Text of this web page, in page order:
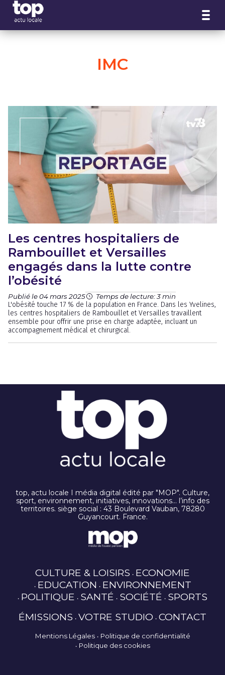
IMC
Les centres hospitaliers de
Rambouillet et Versailles
engagés dans la lutte contre
l’obésité
Publié le 04 mars 2025 Temps de lecture: 3 min
L'obésité touche 17 % de la population en France. Dans les Yvelines,
les centres hospitaliers de Rambouillet et Versailles travaillent
ensemble pour offrir une prise en charge adaptée, incluant un
accompagnement médical et chirurgical.
top, actu locale I média digital édité par "MOP". Culture,
sport, environnement, initiatives, innovations… l’info des
territoires. siège social : 43 Boulevard Vauban, 78280
Guyancourt. France.
CULTURE & LOISIRS ECONOMIE
EDUCATION ENVIRONNEMENT
POLITIQUE SANTÉ SOCIÉTÉ SPORTS
ÉMISSIONS VOTRE STUDIO CONTACT
Mentions Légales
Politique de confidentialité
Politique des cookies
Panneau de gestion des cookies